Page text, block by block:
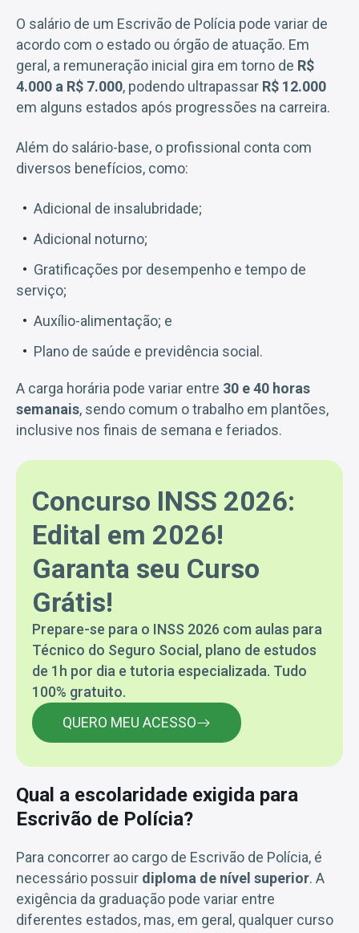
O salário de um Escrivão de Polícia pode variar de
acordo com o estado ou órgão de atuação. Em
geral, a remuneração inicial gira em torno de R$
4.000 a R$ 7.000, podendo ultrapassar R$ 12.000
em alguns estados após progressões na carreira.
Além do salário-base, o profissional conta com
diversos benefícios, como:
Adicional de insalubridade;
Adicional noturno;
Gratificações por desempenho e tempo de
serviço;
Auxílio-alimentação; e
Plano de saúde e previdência social.
A carga horária pode variar entre 30 e 40 horas
semanais, sendo comum o trabalho em plantões,
inclusive nos finais de semana e feriados.
Concurso INSS 2026:
Edital em 2026!
Garanta seu Curso
Grátis!
Prepare-se para o INSS 2026 com aulas para
Técnico do Seguro Social, plano de estudos
de 1h por dia e tutoria especializada. Tudo
100% gratuito.
QUERO MEU ACESSO
Qual a escolaridade exigida para
Escrivão de Polícia?
Para concorrer ao cargo de Escrivão de Polícia, é
necessário possuir diploma de nível superior. A
exigência da graduação pode variar entre
diferentes estados, mas, em geral, qualquer curso